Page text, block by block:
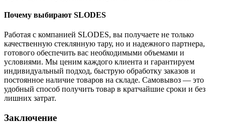
Почему выбирают SLODES
Работая с компанией SLODES, вы получаете не только
качественную стеклянную тару, но и надежного партнера,
готового обеспечить вас необходимыми объемами и
условиями. Мы ценим каждого клиента и гарантируем
индивидуальный подход, быструю обработку заказов и
постоянное наличие товаров на складе. Самовывоз — это
удобный способ получить товар в кратчайшие сроки и без
лишних затрат.
Заключение